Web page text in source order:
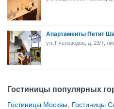
Апартаменты Петит
ул. Пчеловодов, д. 23/7,
Гостиницы популярных
Гостиницы Москвы Гостиницы